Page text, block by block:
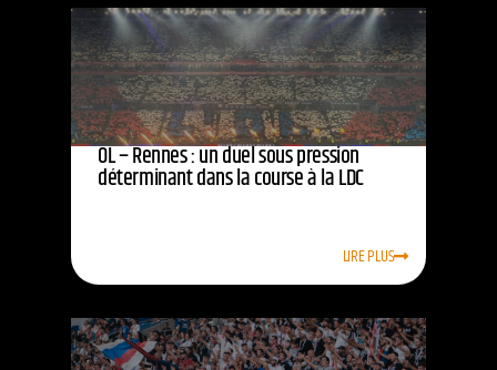
OL – Rennes : un duel sous pression
déterminant dans la course à la LDC
LIRE PLUS